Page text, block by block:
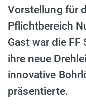
Vorstellung für
Pflichtbereich
Gast war die FF
ihre neue
innovative
präsentierte.